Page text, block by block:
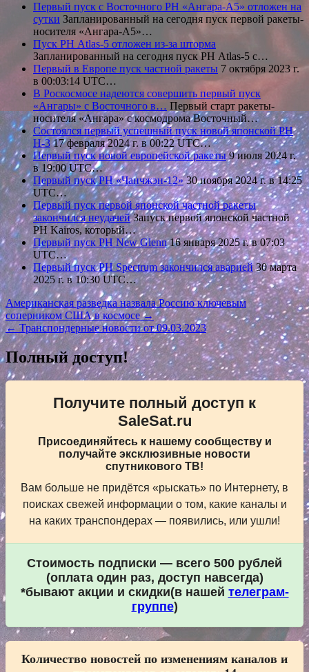
Первый пуск с Восточного РН «Ангара-А5» отложен на
сутки Запланированный на сегодня пуск первой ракеты-
носителя «Ангара-А5»…
Пуск РН Atlas-5 отложен из-за шторма
Запланированный на сегодня пуск РН Atlas-5 с…
Первый в Европе пуск частной ракеты 7 октября 2023 г.
в 00:03:14 UTC…
В Роскосмосе надеются совершить первый пуск
«Ангары» с Восточного в… Первый старт ракеты-
носителя «Ангара» с космодрома Восточный…
Состоялся первый успешный пуск новой японской РН
Н-317 февраля 2024 г. в 00:22 UTC…
Первый пуск новой европейской ракеты9 июля 2024 г.
в 19:00 UTC…
Первый пуск РН «Чанчжэн-12»30 ноября 2024 г. в 14:25
UTC…
Первый пуск первой японской частной ракеты
закончился неудачейЗапуск первой японской частной
РН Kairos, который…
Первый пуск РН New Glenn16 января 2025 г. в 07:03
UTC…
Первый пуск РН Spectrum закончился аварией30 марта
2025 г. в 10:30 UTC…
Навигация
по
записям
Американская разведка назвала Россию ключевым
соперником США в космосе →
← Транспондерные новости от 09.03.2023
Полный доступ!
Получите полный доступ к
SaleSat.ru
Присоединяйтесь к нашему сообществу и
получайте эксклюзивные новости
спутникового ТВ!
Вам больше не придётся «рыскать» по Интернету, в
поисках свежей информации о том, какие каналы и
на каких транспондерах — появились, или ушли!
Стоимость подписки — всего 500 рублей
(оплата один раз, доступ навсегда)
*бывают акции и скидки(в нашей телеграм-
группе)
Количество новостей по изменениям каналов и